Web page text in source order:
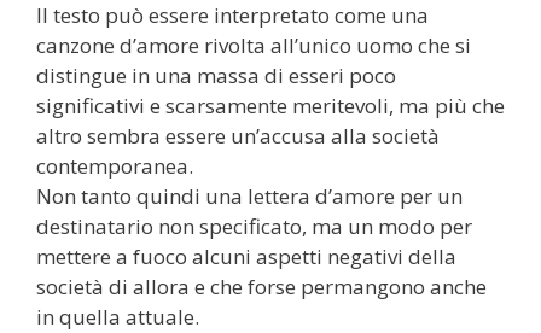
Il testo può essere interpretato come una
canzone d’amore rivolta all’unico uomo che si
distingue in una massa di esseri poco
significativi e scarsamente meritevoli, ma più che
altro sembra essere un’accusa alla società
contemporanea.
Non tanto quindi una lettera d’amore per un
destinatario non specificato, ma un modo per
mettere a fuoco alcuni aspetti negativi della
società di allora e che forse permangono anche
in quella attuale.